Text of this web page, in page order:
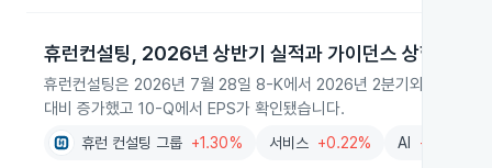
휴런컨설팅, 2026년 상반기 실적과 가이던스 상향
휴런컨설팅은 2026년 7월 28일 8-K에서 2026년 2분기와 상반기 실
대비 증가했고 10-Q에서 EPS가 확인됐습니다.
휴런 컨설팅 그룹 +1.30% 서비스 +0.22% AI +0.01%